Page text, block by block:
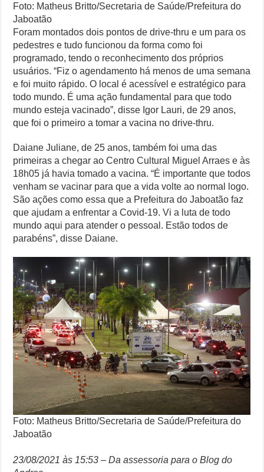
Foto: Matheus Britto/Secretaria de Saúde/Prefeitura do
Jaboatão
Foram montados dois pontos de drive-thru e um para os
pedestres e tudo funcionou da forma como foi
programado, tendo o reconhecimento dos próprios
usuários. “Fiz o agendamento há menos de uma semana
e foi muito rápido. O local é acessível e estratégico para
todo mundo. É uma ação fundamental para que todo
mundo esteja vacinado”, disse Igor Lauri, de 29 anos,
que foi o primeiro a tomar a vacina no drive-thru.
Daiane Juliane, de 25 anos, também foi uma das
primeiras a chegar ao Centro Cultural Miguel Arraes e às
18h05 já havia tomado a vacina. “É importante que todos
venham se vacinar para que a vida volte ao normal logo.
São ações como essa que a Prefeitura do Jaboatão faz
que ajudam a enfrentar a Covid-19. Vi a luta de todo
mundo aqui para atender o pessoal. Estão todos de
parabéns”, disse Daiane.
Foto: Matheus Britto/Secretaria de Saúde/Prefeitura do
Jaboatão
23/08/2021 às 15:53 – Da assessoria para o Blog do